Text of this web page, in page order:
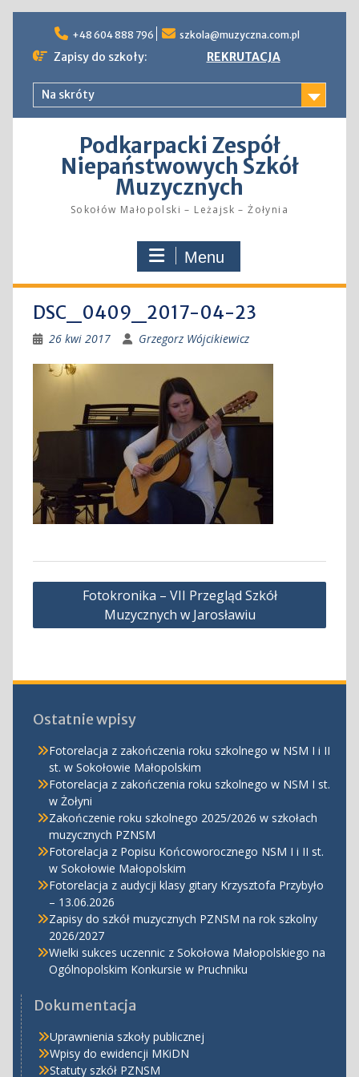
content
+48 604 888 796 szkola@muzyczna.com.pl
Zapisy do szkoły: REKRUTACJA
Na skróty
Podkarpacki Zespół
Niepaństwowych Szkół
Muzycznych
Sokołów Małopolski – Leżajsk – Żołynia
Menu
DSC_0409_2017-04-23
26 kwi 2017 Grzegorz Wójcikiewicz
Nawigacja
Fotokronika – VII Przegląd Szkół
Muzycznych w Jarosławiu
Ostatnie wpisy
Fotorelacja z zakończenia roku szkolnego w NSM I i II
st. w Sokołowie Małopolskim
Fotorelacja z zakończenia roku szkolnego w NSM I st.
w Żołyni
Zakończenie roku szkolnego 2025/2026 w szkołach
muzycznych PZNSM
Fotorelacja z Popisu Końcoworocznego NSM I i II st.
w Sokołowie Małopolskim
Fotorelacja z audycji klasy gitary Krzysztofa Przybyło
– 13.06.2026
Zapisy do szkół muzycznych PZNSM na rok szkolny
2026/2027
Wielki sukces uczennic z Sokołowa Małopolskiego na
Ogólnopolskim Konkursie w Pruchniku
Dokumentacja
Uprawnienia szkoły publicznej
Wpisy do ewidencji MKiDN
Statuty szkół PZNSM